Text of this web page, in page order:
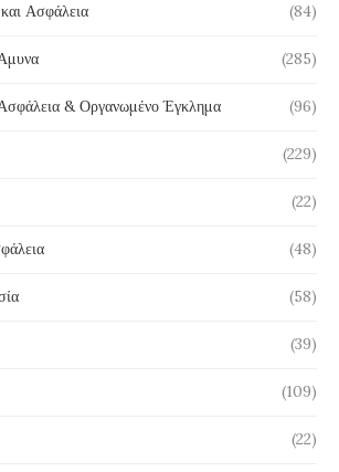
Ασφάλεια (84)
(285)
& Οργανωμένο Έγκλημα (96)
(229)
(22)
(48)
(58)
(39)
(109)
(22)